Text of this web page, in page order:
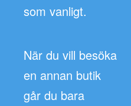
som vanligt.
När du vill besöka
en annan butik
går du bara